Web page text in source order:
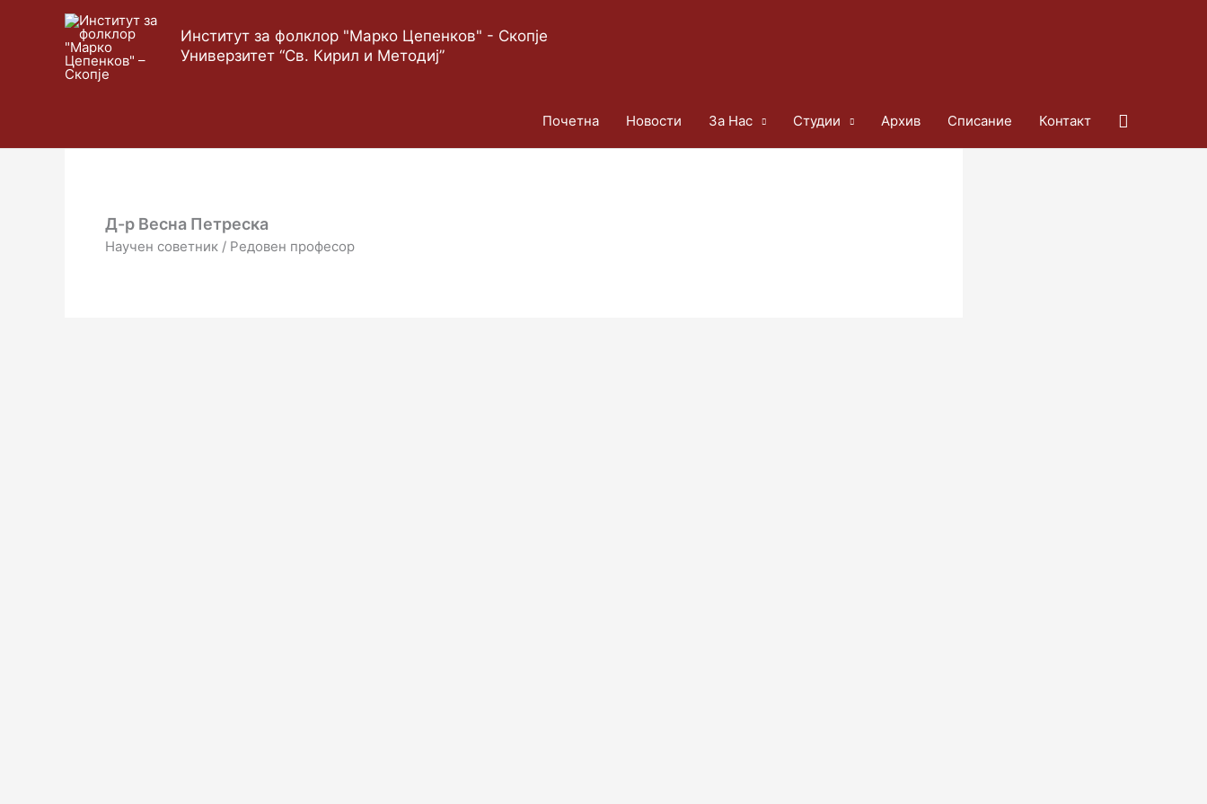
Институт за фолклор "Марко Цепенков" - Скопје
Универзитет “Св. Кирил и Методиј”
Почетна Новости За Нас Студии Архив Списание Контакт Search
Д-р Весна Петреска
Научен советник / Редовен професор